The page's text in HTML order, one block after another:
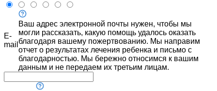
E-
mail
Ваш адрес электронной почты нужен, чтобы мы
могли рассказать, какую помощь удалось оказать
благодаря вашему пожертвованию. Мы направим
отчет о результатах лечения ребенка и письмо с
благодарностью. Мы бережно относимся к вашим
данным и не передаем их третьим лицам.